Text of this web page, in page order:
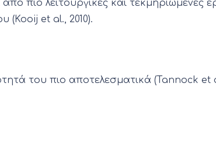
πιο λειτουργικές και τεκμηριωμένες
(Kooij et al., 2010).
του πιο αποτελεσματικά (Tannock et